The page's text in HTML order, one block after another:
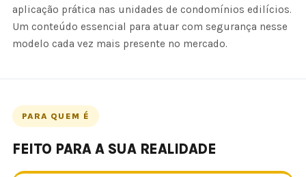
aplicação prática nas unidades de condomínios edilícios.
Um conteúdo essencial para atuar com segurança nesse
modelo cada vez mais presente no mercado.
PARA QUEM É
FEITO PARA A SUA REALIDADE